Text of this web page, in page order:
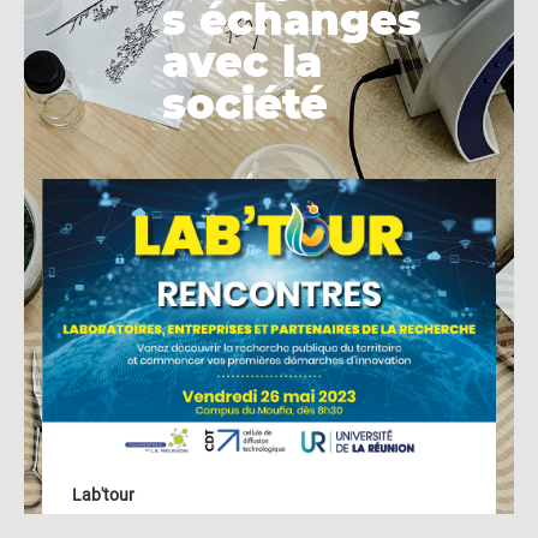
s échanges
avec la
société
s échanges
avec la
société
Lab'tour